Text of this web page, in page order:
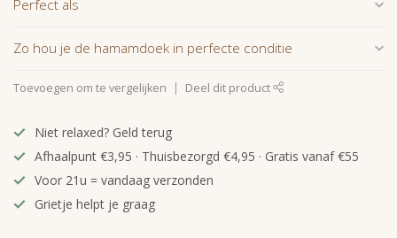
Perfect als
Zo hou je de hamamdoek in perfecte conditie
Toevoegen om te vergelijken Deel dit product
Niet relaxed? Geld terug
Afhaalpunt €3,95 · Thuisbezorgd €4,95 · Gratis vanaf €55
Voor 21u = vandaag verzonden
Grietje helpt je graag